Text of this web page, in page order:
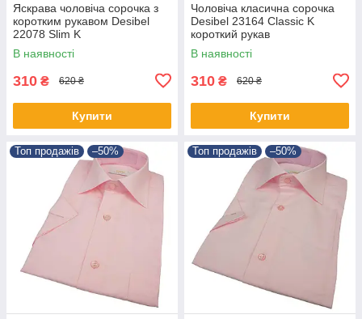
Яскрава чоловіча сорочка з
коротким рукавом Desibel
22078 Slim K
В наявності
310 ₴ 620 ₴
Купити
Чоловіча класична сорочка
Desibel 23164 Classic K
короткий рукав
В наявності
310 ₴ 620 ₴
Купити
Топ продажів –50% Топ продажів –50%